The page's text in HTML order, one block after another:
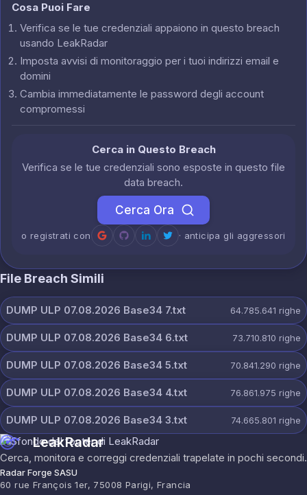
Cosa Puoi Fare
Verifica se le tue credenziali appaiono in questo breach
usando LeakRadar
Imposta avvisi di monitoraggio per i tuoi indirizzi email e
domini
Cambia immediatamente le password degli account
compromessi
Cerca in Questo Breach
Verifica se le tue credenziali sono esposte in questo file
data breach.
Cerca Ora
o registrati con · anticipa gli aggressori
File Breach Simili
DUMP ULP 07.08.2026 Base34 7.txt 64.785.641 righe
DUMP ULP 07.08.2026 Base34 6.txt 73.710.810 righe
DUMP ULP 07.08.2026 Base34 5.txt 70.841.290 righe
DUMP ULP 07.08.2026 Base34 4.txt 76.861.975 righe
DUMP ULP 07.08.2026 Base34 3.txt 74.665.801 righe
LeakRadar
Cerca, monitora e correggi credenziali trapelate in pochi secondi.
Radar Forge SASU
60 rue François 1er, 75008 Parigi, Francia